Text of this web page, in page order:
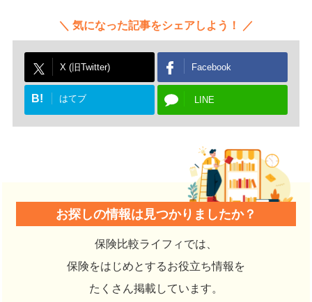
気になった記事をシェアしよう！
X (旧Twitter) Facebook
B! はてブ LINE
お探しの情報は見つかりましたか？
保険比較ライフィでは、
保険をはじめとするお役立ち情報を
たくさん掲載しています。